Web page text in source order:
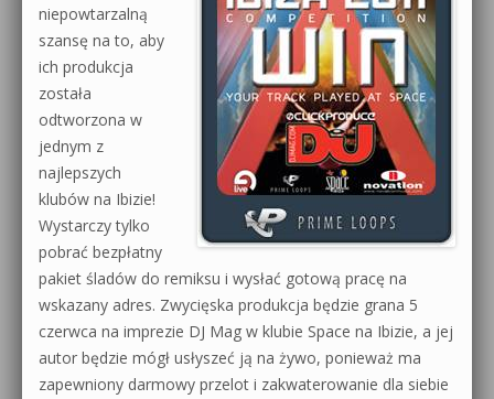
niepowtarzalną
szansę na to, aby
ich produkcja
została
odtworzona w
jednym z
najlepszych
klubów na Ibizie!
Wystarczy tylko
pobrać bezpłatny
pakiet śladów do remiksu i wysłać gotową pracę na
wskazany adres. Zwycięska produkcja będzie grana 5
czerwca na imprezie DJ Mag w klubie Space na Ibizie, a jej
autor będzie mógł usłyszeć ją na żywo, ponieważ ma
zapewniony darmowy przelot i zakwaterowanie dla siebie